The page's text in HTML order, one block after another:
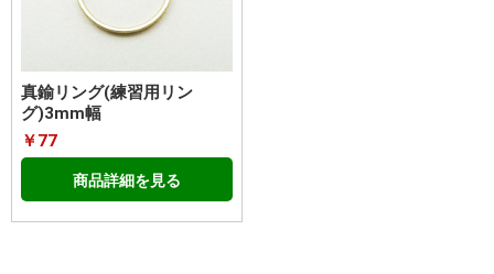
真鍮リング(練習用リン
グ)3mm幅
￥77
商品詳細を見る